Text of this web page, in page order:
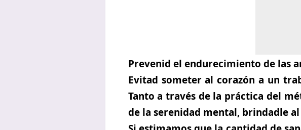
Prevenid el endurecimiento de las
Evitad someter al corazón a un
Tanto a través de la práctica del
de la serenidad mental, brindadle